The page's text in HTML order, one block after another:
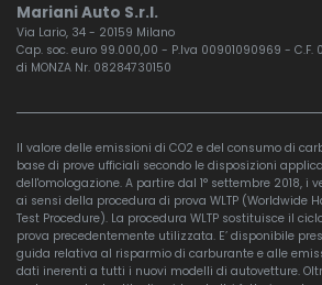
Mariani Auto S.r.l.
Via Lario, 34 - 20159 Milano
Cap. soc. euro 99.000,00 - P.Iva 00901090969 - C.F.
di MONZA Nr. 08284730150
Il valore delle emissioni di CO2 e del consumo di
base di prove ufficiali secondo le disposizioni
dell'omologazione. A partire dal 1° settembre 2018, i
ai sensi della procedura di prova WLTP (Worldwide
Test Procedure). La procedura WLTP sostituisce il
prova precedentemente utilizzata. E’ disponibile
guida relativa al risparmio di carburante e alle
dati inerenti a tutti i nuovi modelli di autovetture.